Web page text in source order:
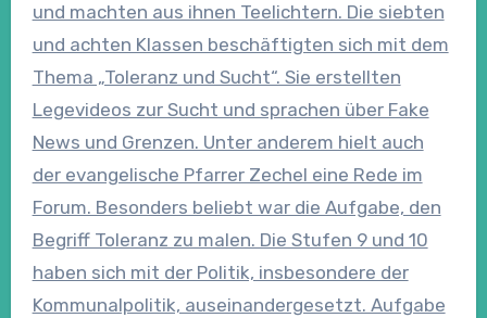
und machten aus ihnen Teelichtern. Die siebten
und achten Klassen beschäftigten sich mit dem
Thema „Toleranz und Sucht“. Sie erstellten
Legevideos zur Sucht und sprachen über Fake
News und Grenzen. Unter anderem hielt auch
der evangelische Pfarrer Zechel eine Rede im
Forum. Besonders beliebt war die Aufgabe, den
Begriff Toleranz zu malen. Die Stufen 9 und 10
haben sich mit der Politik, insbesondere der
Kommunalpolitik, auseinandergesetzt. Aufgabe